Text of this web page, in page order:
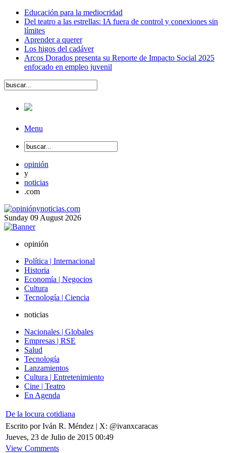
Educación para la mediocridad
Del teatro a las estrellas: IA fuera de control y conexiones sin
límites
Aprender a querer
Los higos del cadáver
Arcos Dorados presenta su Reporte de Impacto Social 2025
enfocado en empleo juvenil
Menu
opinión
y
noticias
.com
Sunday 09 August 2026
opinión
Política | Internacional
Historia
Economía | Negocios
Cultura
Tecnología | Ciencia
noticias
Nacionales | Globales
Empresas | RSE
Salud
Tecnología
Lanzamientos
Cultura | Entretenimiento
Cine | Teatro
En Agenda
De la locura cotidiana
Escrito por Iván R. Méndez | X: @ivanxcaracas
Jueves, 23 de Julio de 2015 00:49
View Comments